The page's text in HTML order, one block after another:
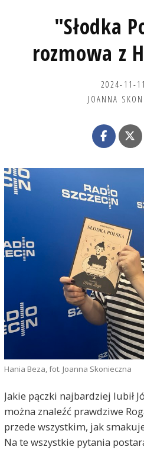
"Słodka
rozmowa z
2024-11-11
JOANNA
Hania Beza, fot. Joanna Skonieczna
Jakie pączki najbardziej lubił
można znaleźć prawdziwe
przede wszystkim, jak
Na te wszystkie pytania